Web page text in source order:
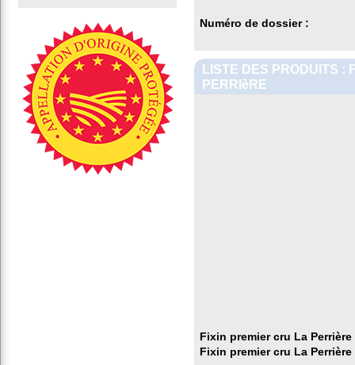
Numéro de dossier :
LISTE DES PRODUITS :
PERRIèRE
Fixin premier cru La
Fixin premier cru La